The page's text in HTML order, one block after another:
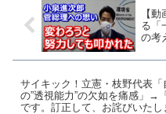
【
る「
の考
サイキック！立憲・枝野代表「
の”透視能力”の欠如を痛感」→
です。訂正して、お詫びいたし